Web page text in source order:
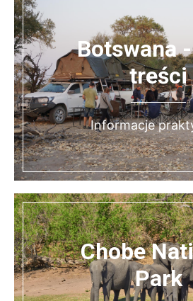
Botswana
treści
Informacje
Chobe
Park